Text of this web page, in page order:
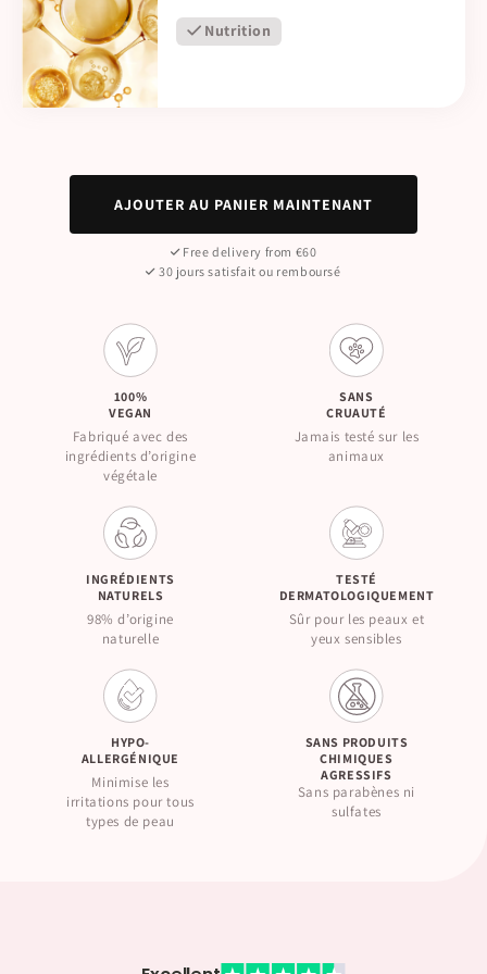
Nutrition
100%
VEGAN
Fabriqué avec des
ingrédients d’origine
végétale
SANS
CRUAUTÉ
Jamais testé sur les
animaux
INGRÉDIENTS
NATURELS
98% d’origine
naturelle
TESTÉ
DERMATOLOGIQUEMENT
Sûr pour les peaux et
yeux sensibles
HYPO-
ALLERGÉNIQUE
Minimise les
irritations pour tous
types de peau
SANS PRODUITS
CHIMIQUES
AGRESSIFS
Sans parabènes ni
sulfates
AJOUTER AU PANIER MAINTENANT
Free delivery from €60
30 jours satisfait ou remboursé